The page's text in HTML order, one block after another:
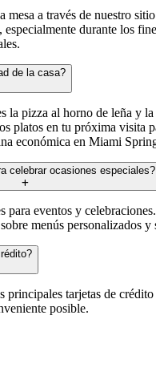
mesa a través de nuestro
durante los
de la casa?
la pizza al horno de leña y la
platos en tu próxima visita
económica en Miami
celebrar ocasiones especiales?
para eventos y
menús personalizados y
principales tarjetas de
posible.